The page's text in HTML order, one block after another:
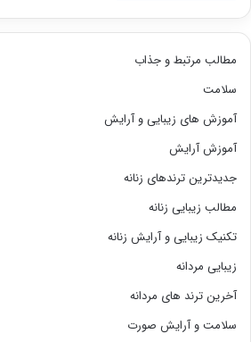
مطالب مرتبط و جذاب
سلامت
آموزش های زیبایی و آرایش
آموزش آرایش
جدیدترین ترندهای زنانه
مطالب زیبایی زنانه
تکنیک زیبایی و آرایش زنانه
زیبایی مردانه
آخرین ترند های مردانه
سلامت و آرایش صورت